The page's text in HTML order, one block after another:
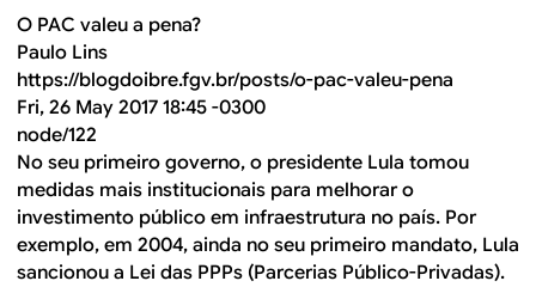
O PAC valeu a pena?
Paulo Lins
https://blogdoibre.fgv.br/posts/o-pac-valeu-pena
Fri, 26 May 2017 18:45 -0300
node/122
No seu primeiro governo, o presidente Lula tomou
medidas mais institucionais para melhorar o
investimento público em infraestrutura no país. Por
exemplo, em 2004, ainda no seu primeiro mandato, Lula
sancionou a Lei das PPPs (Parcerias Público-Privadas).